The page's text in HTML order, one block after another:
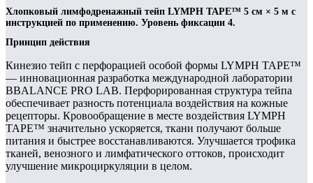
Хлопковый лимфодренажный тейп LYMPH TAPE™ 5 см × 5 м с
инструкцией по применению. Уровень фиксации 4.
Принцип действия
Кинезио тейп с перфорацией особой формы LYMPH TAPE™
— инновационная разработка международной лаборатории
BBALANCE PRO LAB. Перфорированная структура тейпа
обеспечивает разность потенциала воздействия на кожные
рецепторы. Кровообращение в месте воздействия LYMPH
TAPE™ значительно ускоряется, ткани получают больше
питания и быстрее восстанавливаются. Улучшается трофика
тканей, венозного и лимфатического оттоков, происходит
улучшение микроциркуляции в целом.